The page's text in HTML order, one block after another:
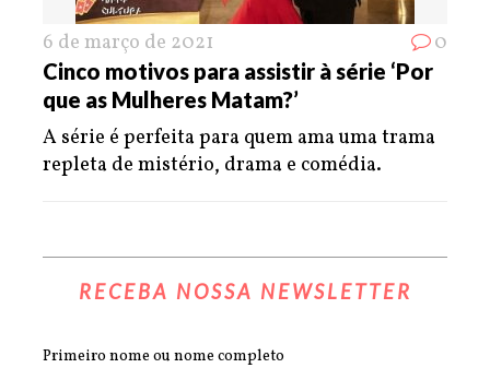
6 de março de 2021 0
Cinco motivos para assistir à série ‘Por
que as Mulheres Matam?’
A série é perfeita para quem ama uma trama
repleta de mistério, drama e comédia.
RECEBA NOSSA NEWSLETTER
Primeiro nome ou nome completo